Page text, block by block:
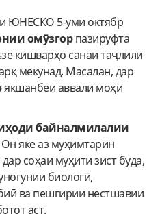
ЮНЕСКО 5-уми октябр
омӯзгорпазируфта
кишварҳо санаи таҷлили
мекунад. Масалан, дар
якшанбеи аввали моҳи
байналмилалии
Он яке аз муҳимтарин
соҳаи муҳити зист буда,
биологӣ,
ва пешгирии нестшавии
аст.